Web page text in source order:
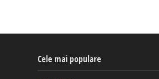
Cele mai populare